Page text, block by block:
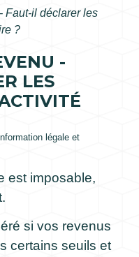
Faut-il déclarer les
?
-
LES
légale et
est imposable,
si vos revenus
certains seuils et